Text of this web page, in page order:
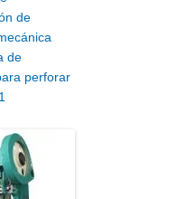
de
de
perforar